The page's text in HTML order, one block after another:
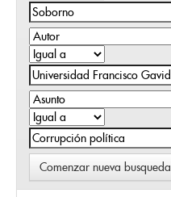
Comenzar nueva busqueda